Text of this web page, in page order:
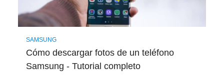
SAMSUNG
Cómo descargar fotos de un teléfono
Samsung - Tutorial completo